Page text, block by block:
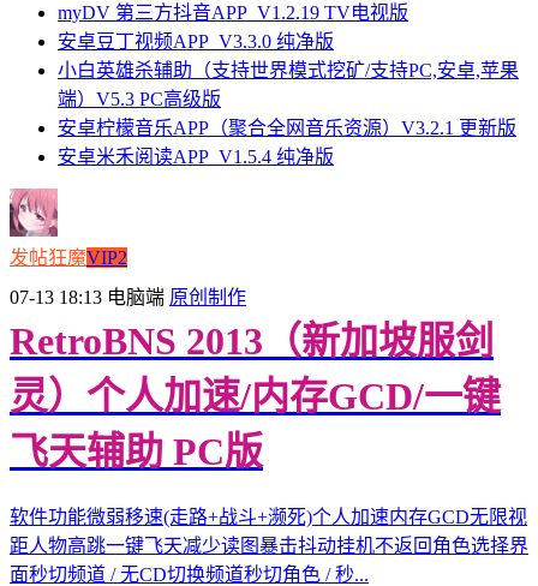
myDV 第三方抖音APP_V1.2.19 TV电视版
安卓豆丁视频APP_V3.3.0 纯净版
小白英雄杀辅助（支持世界模式挖矿/支持PC,安卓,苹果
端）V5.3 PC高级版
安卓柠檬音乐APP（聚合全网音乐资源）V3.2.1 更新版
安卓米禾阅读APP_V1.5.4 纯净版
发帖狂魔VIP2
07-13 18:13 电脑端 原创制作
RetroBNS 2013（新加坡服剑
灵）个人加速/内存GCD/一键
飞天辅助 PC版
软件功能微弱移速(走路+战斗+濒死)个人加速内存GCD无限视
距人物高跳一键飞天减少读图暴击抖动挂机不返回角色选择界
面秒切频道 / 无CD切换频道秒切角色 / 秒...